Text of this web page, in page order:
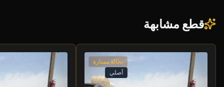
قطع مشابهة
بحالة ممتازة
أصلي